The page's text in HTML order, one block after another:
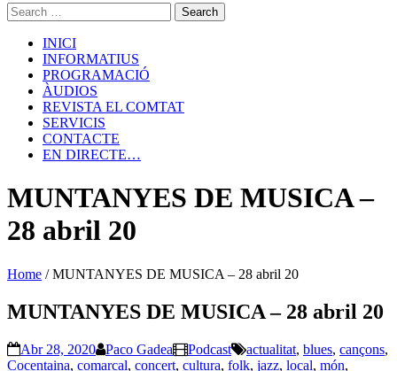
INICI
INFORMATIUS
PROGRAMACIÓ
ÀUDIOS
REVISTA EL COMTAT
SERVICIS
CONTACTE
EN DIRECTE…
MUNTANYES DE MUSICA –
28 abril 20
Home /MUNTANYES DE MUSICA – 28 abril 20
MUNTANYES DE MUSICA – 28 abril 20
Abr 28, 2020 Paco Gadea Podcast actualitat, blues, cançons,
Cocentaina, comarcal, concert, cultura, folk, jazz, local, món,